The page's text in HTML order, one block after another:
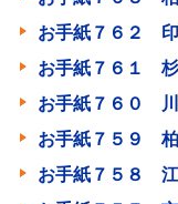
お手紙７６２
お手紙７６１
お手紙７６０ 川
お手紙７５９
お手紙７５８